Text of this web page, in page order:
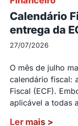
Calendário
entrega da
27/07/2026
O mês de julho
calendário fiscal:
Fiscal (ECF).
aplicável a todas
Ler mais >